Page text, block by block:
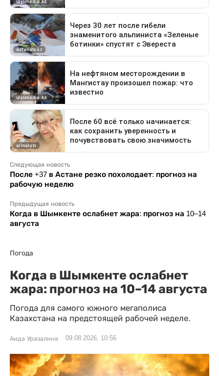
Следующая новость
После +37 в Астане резко похолодает: прогноз на
рабочую неделю
Предыдущая новость
Когда в Шымкенте ослабнет жара: прогноз на 10–14
августа
Погода
Когда в Шымкенте ослабнет
жара: прогноз на 10–14 августа
Погода для самого южного мегаполиса
Казахстана на предстоящей рабочей неделе.
Аида Уразалина 09.08.2026, 10:56